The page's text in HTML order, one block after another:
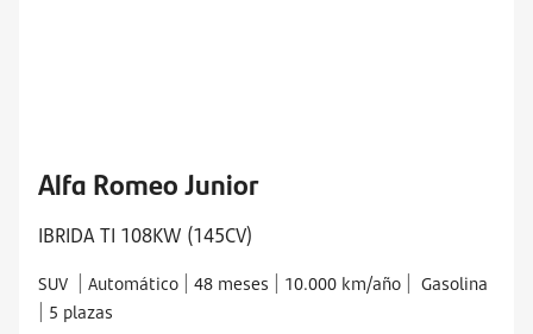
Alfa Romeo Junior
IBRIDA TI 108KW (145CV)
SUV Automático 48 meses 10.000 km/año Gasolina
5 plazas